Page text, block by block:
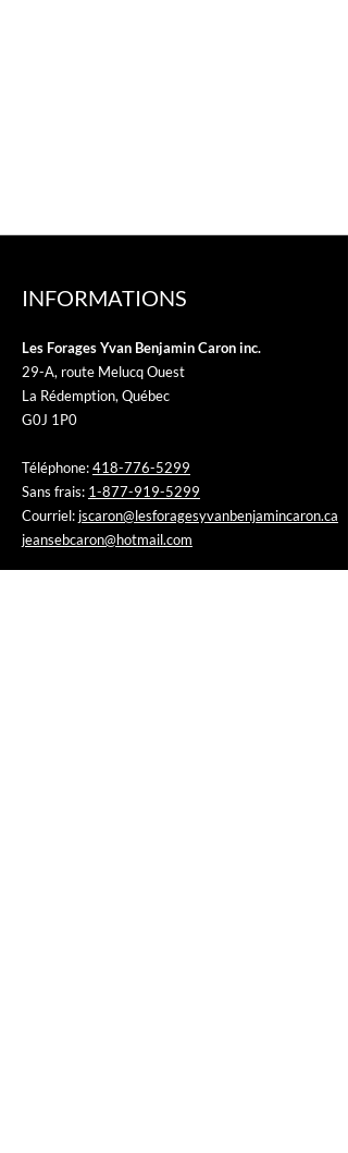
INFORMATIONS
Les Forages Yvan Benjamin Caron inc.
29-A, route Melucq Ouest
La Rédemption, Québec
G0J 1P0
Téléphone:418-776-5299
Sans frais: 1-877-919-5299
Courriel: jscaron@lesforagesyvanbenjamincaron.ca
jeansebcaron@hotmail.com